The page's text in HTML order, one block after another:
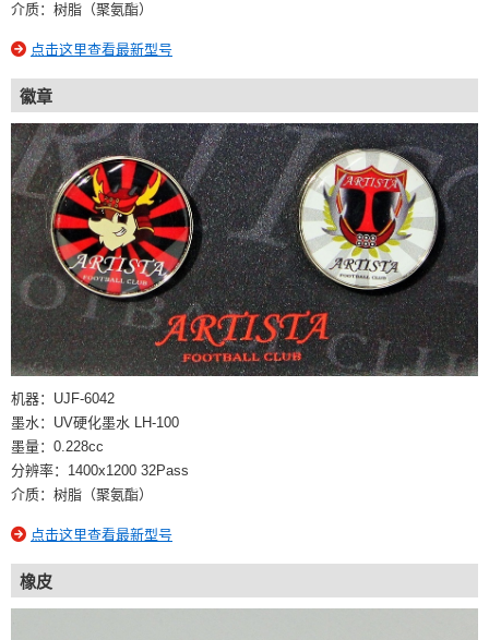
介质：树脂（聚氨酯）
点击这里查看最新型号
徽章
机器：UJF-6042
墨水：UV硬化墨水 LH-100
墨量：0.228cc
分辨率：1400x1200 32Pass
介质：树脂（聚氨酯）
点击这里查看最新型号
橡皮